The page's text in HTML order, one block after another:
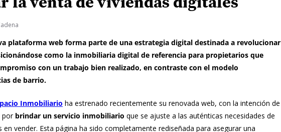
plataforma web forma parte de una estrategia digital destinada a revolucionar
como la inmobiliaria digital de referencia para propietarios que
con un trabajo bien realizado, en contraste con el modelo
de barrio.
Inmobiliario ha estrenado recientemente su renovada web, con la intención de
por brindar un servicio inmobiliario que se ajuste a las auténticas necesidades de
vender. Esta página ha sido completamente rediseñada para asegurar una